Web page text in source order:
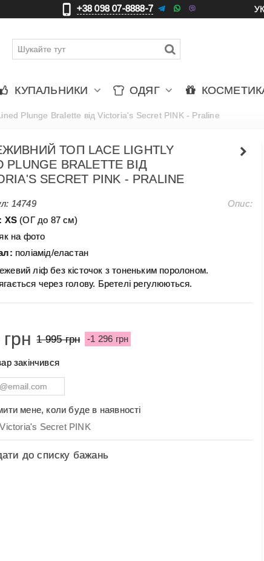
+38 098 07-8888-7 更 車 賈
КУПАЛЬНИКИ ОДЯГ
Plunge Bralette від Victoria's Secret PINK - Praline
ТОП LACE LIGHTLY
PLUNGE BRALETTE ВІД
SECRET PINK - PRALINE
14749
Опис:
XS(ОГ до 87 см)
на фото
поліамід/еластан
ліф без кісточок з тоненьким поролоном.
через голову. Бретелі регулюються.
1 995 грн -1 296 грн
закінчився
мене, коли буде в наявності
Victoria's Secret PINK
до списку бажань